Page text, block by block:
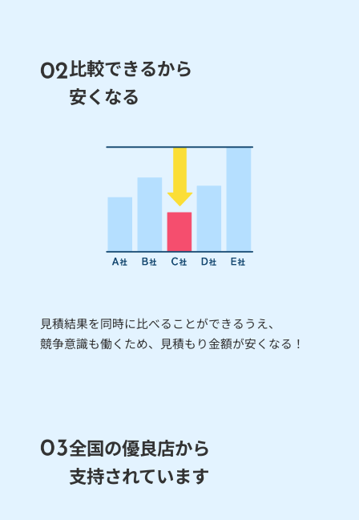
比較できるから
安くなる
見積結果を同時に比べることができるうえ、
競争意識も働くため、見積もり金額が安くなる！
全国の優良店から
支持されています